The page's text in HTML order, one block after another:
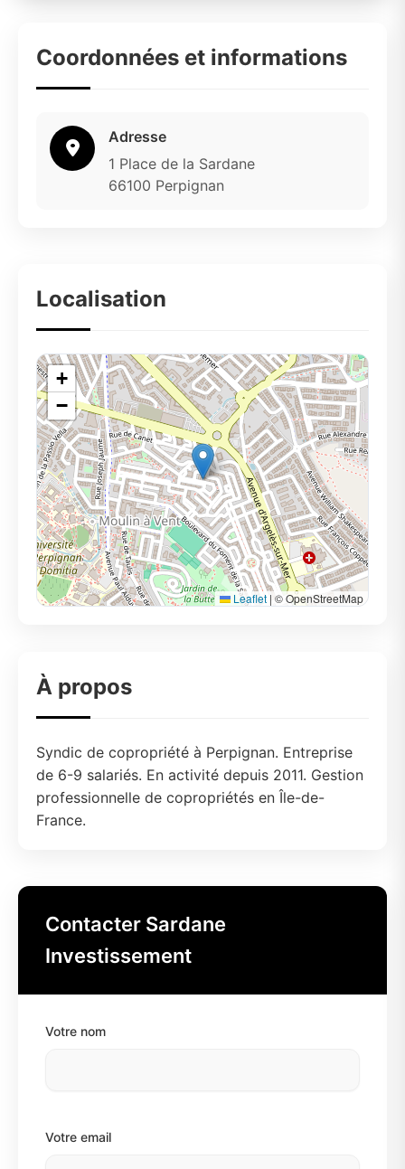
Coordonnées et informations
Adresse
1 Place de la Sardane
66100 Perpignan
Localisation
+
−
Leaflet | © OpenStreetMap
À propos
Syndic de copropriété à Perpignan. Entreprise
de 6-9 salariés. En activité depuis 2011. Gestion
professionnelle de copropriétés en Île-de-
France.
Contacter Sardane
Investissement
Votre nom
Votre email